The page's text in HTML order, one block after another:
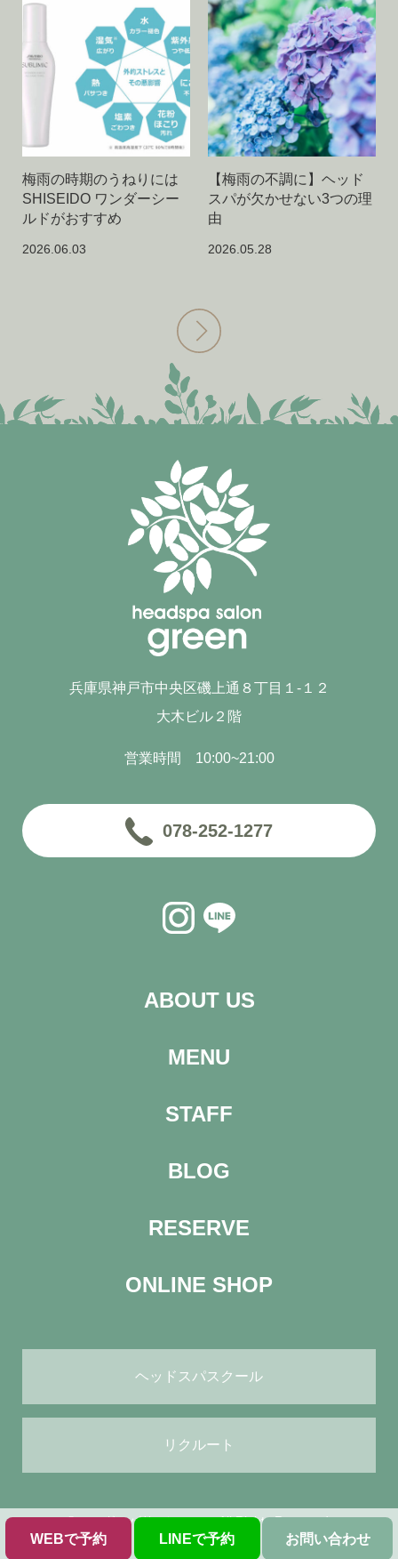
WEBで予約 LINEで予約 お問い合わせ
梅雨の時期のうねりには
SHISEIDO ワンダーシー
ルドがおすすめ
2026.06.03
【梅雨の不調に】ヘッド
スパが欠かせない3つの理
由
2026.05.28
兵庫県神戸市中央区磯上通８丁目１-１２
大木ビル２階
営業時間 10:00~21:00
078-252-1277
ABOUT US
MENU
STAFF
BLOG
RESERVE
ONLINE SHOP
ヘッドスパスクール
リクルート
© ヘッドスパサロン green All Rights Reserved.